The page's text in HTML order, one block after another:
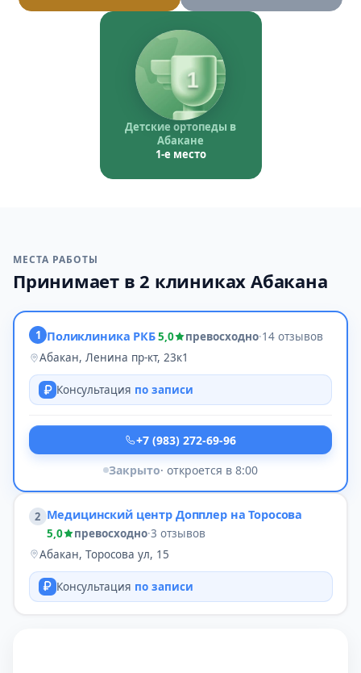
1
Детские ортопеды в
Абакане
1-е место
МЕСТА РАБОТЫ
Принимает в 2 клиниках Абакана
1 Поликлиника РКБ5,0 превосходно·14 отзывов
Абакан, Ленина пр-кт, 23к1
Консультация по записи
+7 (983) 272-69-96
Закрыто· откроется в 8:00
2 Медицинский центр Допплер на Торосова
5,0 превосходно·3 отзывов
Абакан, Торосова ул, 15
Консультация по записи